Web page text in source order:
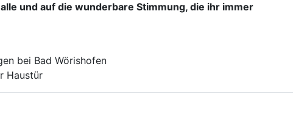
und auf die wunderbare Stimmung, die ihr immer
bei Bad Wörishofen
Haustür